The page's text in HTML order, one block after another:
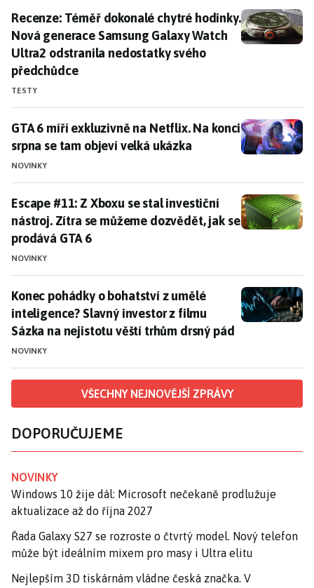
Recenze: Téměř dokonalé chytré hodinky. Nová
Recenze: Téměř dokonalé chytré hodinky.
Nová generace Samsung Galaxy Watch
Ultra2 odstranila nedostatky svého
předchůdce
TESTY
GTA 6 míří exkluzivně na Netflix. Na konci srpna se
GTA 6 míří exkluzivně na Netflix. Na konci
srpna se tam objeví velká ukázka
NOVINKY
Escape #11: Z Xboxu se stal investiční nástroj. Zítra
Escape #11: Z Xboxu se stal investiční
nástroj. Zítra se můžeme dozvědět, jak se
prodává GTA 6
NOVINKY
Konec pohádky o bohatství z umělé inteligence?
Konec pohádky o bohatství z umělé
inteligence? Slavný investor z filmu
Sázka na nejistotu věští trhům drsný pád
NOVINKY
VŠECHNY NEJNOVĚJŠÍ ZPRÁVY
DOPORUČUJEME
NOVINKY
Windows 10 žije dál: Microsoft nečekaně prodlužuje
aktualizace až do října 2027
Řada Galaxy S27 se rozroste o čtvrtý model. Nový telefon
může být ideálním mixem pro masy i Ultra elitu
Nejlepším 3D tiskárnám vládne česká značka. V